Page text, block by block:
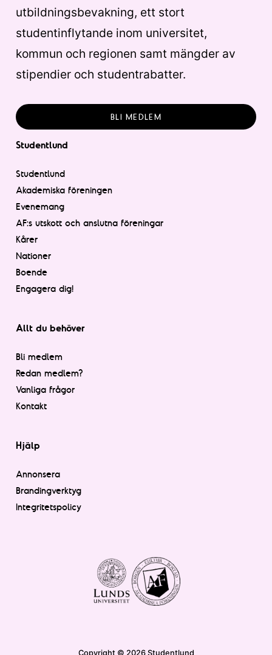
utbildningsbevakning, ett stort
studentinflytande inom universitet,
kommun och regionen samt mängder av
stipendier och studentrabatter.
BLI MEDLEM
Studentlund
Studentlund
Akademiska föreningen
Evenemang
AF:s utskott och anslutna föreningar
Kårer
Nationer
Boende
Engagera dig!
Allt du behöver
Bli medlem
Redan medlem?
Vanliga frågor
Kontakt
Hjälp
Annonsera
Brandingverktyg
Integritetspolicy
Copyright © 2026 Studentlund